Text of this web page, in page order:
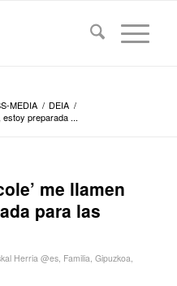
MEDIA / DEIA /
estoy preparada ...
me llamen
para las
Herria @es, Familia, Gipuzkoa,